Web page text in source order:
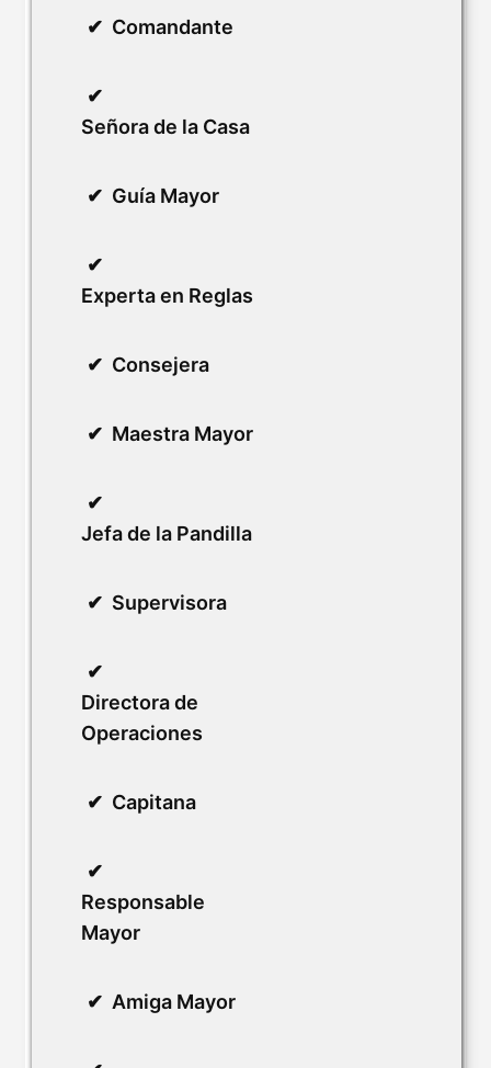
Comandante
Señora de la Casa
Guía Mayor
Experta en Reglas
Consejera
Maestra Mayor
Jefa de la Pandilla
Supervisora
Directora de
Operaciones
Capitana
Responsable
Mayor
Amiga Mayor